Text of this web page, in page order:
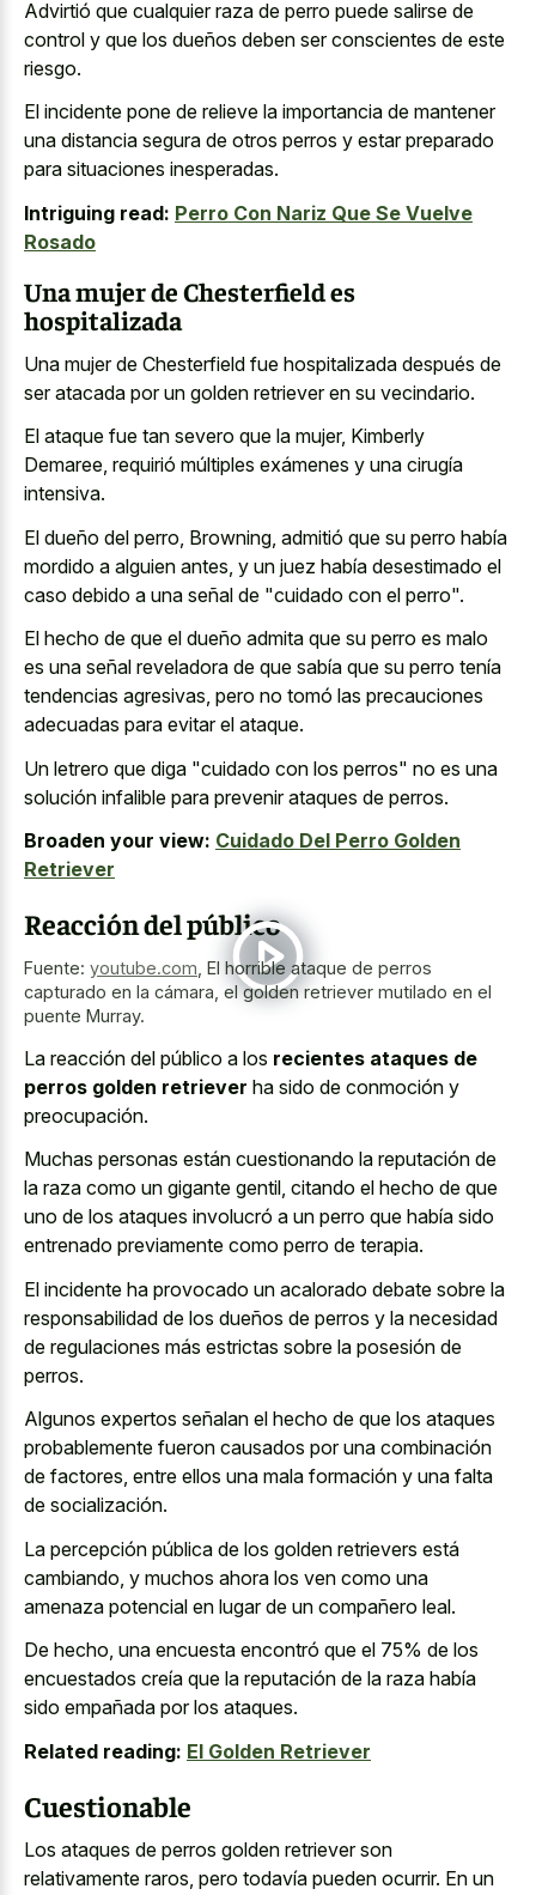
Advirtió que cualquier raza de perro puede salirse de
control y que los dueños deben ser conscientes de este
riesgo.
El incidente pone de relieve la importancia de mantener
una distancia segura de otros perros y estar preparado
para situaciones inesperadas.
Intriguing read: Perro Con Nariz Que Se Vuelve
Rosado
Una mujer de Chesterfield es
hospitalizada
Una mujer de Chesterfield fue hospitalizada después de
ser atacada por un golden retriever en su vecindario.
El ataque fue tan severo que la mujer, Kimberly
Demaree, requirió múltiples exámenes y una cirugía
intensiva.
El dueño del perro, Browning, admitió que su perro había
mordido a alguien antes, y un juez había desestimado el
caso debido a una señal de "cuidado con el perro".
El hecho de que el dueño admita que su perro es malo
es una señal reveladora de que sabía que su perro tenía
tendencias agresivas, pero no tomó las precauciones
adecuadas para evitar el ataque.
Un letrero que diga "cuidado con los perros" no es una
solución infalible para prevenir ataques de perros.
Broaden your view: Cuidado Del Perro Golden
Retriever
Reacción del público
Fuente: youtube.com El horrible ataque de perros
capturado en la cámara, el golden retriever mutilado en el
puente Murray.
La reacción del público a los recientes ataques de
perros golden retriever ha sido de conmoción y
preocupación.
Muchas personas están cuestionando la reputación de
la raza como un gigante gentil, citando el hecho de que
uno de los ataques involucró a un perro que había sido
entrenado previamente como perro de terapia.
El incidente ha provocado un acalorado debate sobre la
responsabilidad de los dueños de perros y la necesidad
de regulaciones más estrictas sobre la posesión de
perros.
Algunos expertos señalan el hecho de que los ataques
probablemente fueron causados por una combinación
de factores, entre ellos una mala formación y una falta
de socialización.
La percepción pública de los golden retrievers está
cambiando, y muchos ahora los ven como una
amenaza potencial en lugar de un compañero leal.
De hecho, una encuesta encontró que el 75% de los
encuestados creía que la reputación de la raza había
sido empañada por los ataques.
Related reading: El Golden Retriever
Cuestionable
Los ataques de perros golden retriever son
relativamente raros, pero todavía pueden ocurrir. En un